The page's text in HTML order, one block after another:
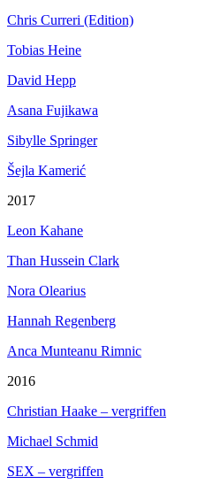
Chris Curreri (Edition)
Tobias Heine
David Hepp
Asana Fujikawa
Sibylle Springer
Šejla Kamerić
2017
Leon Kahane
Than Hussein Clark
Nora Olearius
Hannah Regenberg
Anca Munteanu Rimnic
2016
Christian Haake – vergriffen
Michael Schmid
SEX – vergriffen